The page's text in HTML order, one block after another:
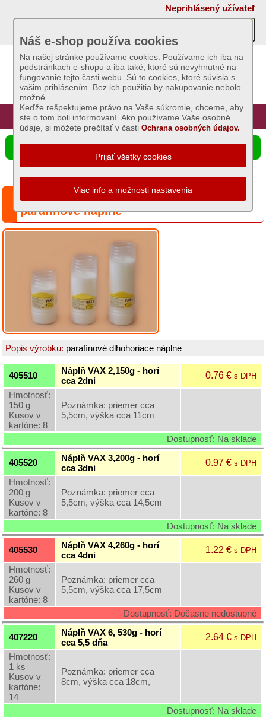
Neprihlásený užívateľ
Úvod Hlavná stránka Prihlásenie Registrácia
Náš e-shop používa cookies
Na našej stránke používame cookies. Používame ich iba na
podstránkach e-shopu a iba také, ktoré sú nevyhnutné na
fungovanie tejto časti webu. Sú to cookies, ktoré súvisia s
vašim prihlásením. Bez ich použitia by nakupovanie nebolo
možné.
Keďže rešpektujeme právo na Vaše súkromie, chceme, aby
ste o tom boli informovaní. Ako používame Vaše osobné
údaje, si môžete prečítať v častiOchrana osobných údajov.
☰ Ponuka produktov
Akcie
Sviečky
Umelé
kvety
Semená
osivá
Chovateľské
Grilovací
program
hygiena
Dekorácie
Domáce
potreby
Ostatný
rôzny
Záhradná
a
dekoračná
keramika
Séria: Náplne VAX - dlhohoriace
parafínové náplne
Popis výrobku: parafínové dlhohoriace náplne
405510
Náplň VAX 2,150g - horí
cca 2dni
0.76 €s DPH
Hmotnosť:
150 g
Kusov v
kartóne: 8
Poznámka: priemer cca
5,5cm, výška cca 11cm
Dostupnosť: Na sklade
405520
Náplň VAX 3,200g - horí
cca 3dni
0.97 €s DPH
Hmotnosť:
200 g
Kusov v
kartóne: 8
Poznámka: priemer cca
5,5cm, výška cca 14,5cm
Dostupnosť: Na sklade
405530
Náplň VAX 4,260g - horí
cca 4dni
1.22 €s DPH
Hmotnosť:
260 g
Kusov v
kartóne: 8
Poznámka: priemer cca
5,5cm, výška cca 17,5cm
Dostupnosť: Dočasne nedostupné
407220
Náplň VAX 6, 530g - horí
cca 5,5 dňa
2.64 €s DPH
Hmotnosť:
1 ks
Kusov v
kartóne:
14
Poznámka: priemer cca
8cm, výška cca 18cm,
Dostupnosť: Na sklade